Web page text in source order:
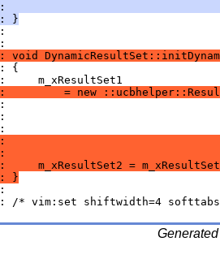
}
void
= new
m_xResultSet2 =
}